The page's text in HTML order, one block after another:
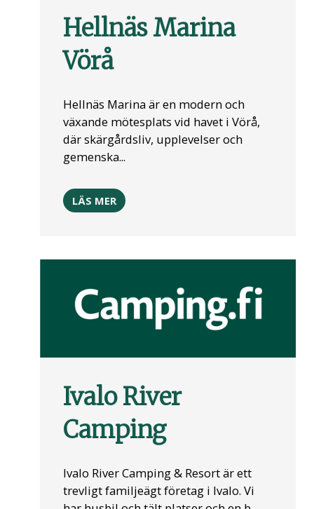
Hellnäs Marina
Vörå
Hellnäs Marina är en modern och
växande mötesplats vid havet i Vörå,
där skärgårdsliv, upplevelser och
gemenska...
LÄS MER
Ivalo River
Camping
Ivalo River Camping & Resort är ett
trevligt familjeägt företag i Ivalo. Vi